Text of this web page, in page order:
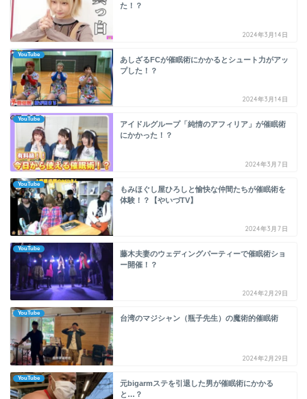
た！？
2024年3月14日
YouTube
あしざるFCが催眠術にかかるとシュート力がアッ
プした！？
2024年3月14日
YouTube
アイドルグループ「純情のアフィリア」が催眠術
にかかった！？
2024年3月7日
YouTube
もみほぐし屋ひろしと愉快な仲間たちが催眠術を
体験！？【やいづTV】
2024年3月7日
YouTube
藤木夫妻のウェディングパーティーで催眠術ショ
ー開催！？
2024年2月29日
YouTube
台湾のマジシャン（瓶子先生）の魔術的催眠術
2024年2月29日
YouTube
元bigarmステを引退した男が催眠術にかかる
と…？